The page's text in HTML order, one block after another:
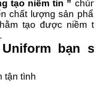
tạo niềm tin ” chúng
chất lượng sản phẩm
tạo được niềm tin
bạn sẽ
tận tình